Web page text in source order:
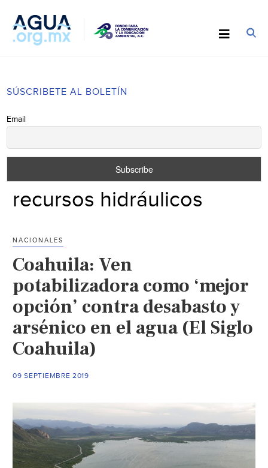
SÚSCRIBETE AL BOLETÍN
Email
recursos hidráulicos
NACIONALES
Coahuila: Ven
potabilizadora como ‘mejor
opción’ contra desabasto y
arsénico en el agua (El Siglo
Coahuila)
09 SEPTIEMBRE 2019